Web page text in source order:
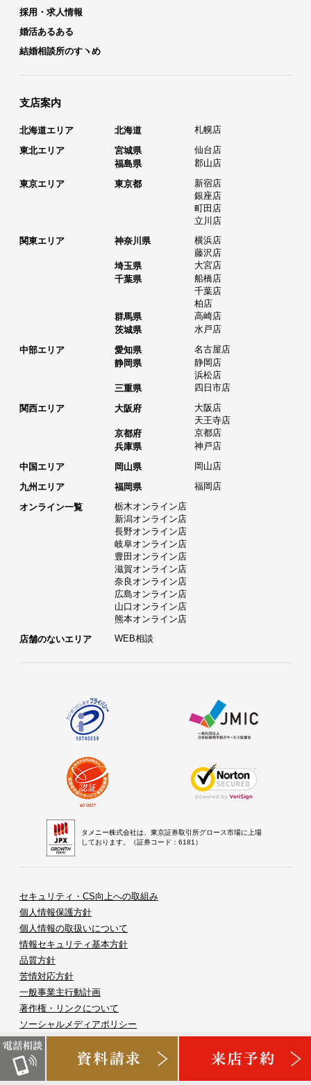
採用・求人情報
婚活あるある
結婚相談所のすヽめ
支店案内
北海道エリア 北海道
札幌店
東北エリア
宮城県
仙台店
福島県
郡山店
東京エリア
東京都
新宿店
銀座店
町田店
立川店
関東エリア
神奈川県
横浜店
藤沢店
埼玉県
大宮店
千葉県
船橋店
千葉店
柏店
群馬県
高崎店
茨城県
水戸店
中部エリア
愛知県
名古屋店
静岡県
静岡店
浜松店
三重県
四日市店
関西エリア
大阪府
大阪店
天王寺店
京都府
京都店
兵庫県
神戸店
中国エリア
岡山県
岡山店
九州エリア
福岡県
福岡店
オンライン一覧
栃木オンライン店
新潟オンライン店
長野オンライン店
岐阜オンライン店
豊田オンライン店
滋賀オンライン店
奈良オンライン店
広島オンライン店
山口オンライン店
熊本オンライン店
店舗のないエリア
WEB相談
タメニー株式会社は、東京証券取引所グロース市場に上場
しております。（証券コード：6181）
セキュリティ・CS向上への取組み
個人情報保護方針
個人情報の取扱いについて
情報セキュリティ基本方針
品質方針
苦情対応方針
一般事業主行動計画
著作権・リンクについて
ソーシャルメディアポリシー
履歴情報および特性情報の利用等について
特定商取引法に基づく表記
会員専用ページ